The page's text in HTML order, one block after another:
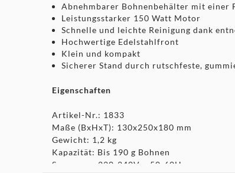
Abnehmbarer Bohnenbehälter mit einer
Leistungsstarker 150 Watt Motor
Schnelle und leichte Reinigung dank
Hochwertige Edelstahlfront
Klein und kompakt
Sicherer Stand durch rutschfeste,
Eigenschaften
Artikel-Nr.: 1833
Maße (BxHxT): 130x250x180 mm
Gewicht: 1,2 kg
Kapazität: Bis 190 g Bohnen
Spannung: 220-240V~, 50-60Hz